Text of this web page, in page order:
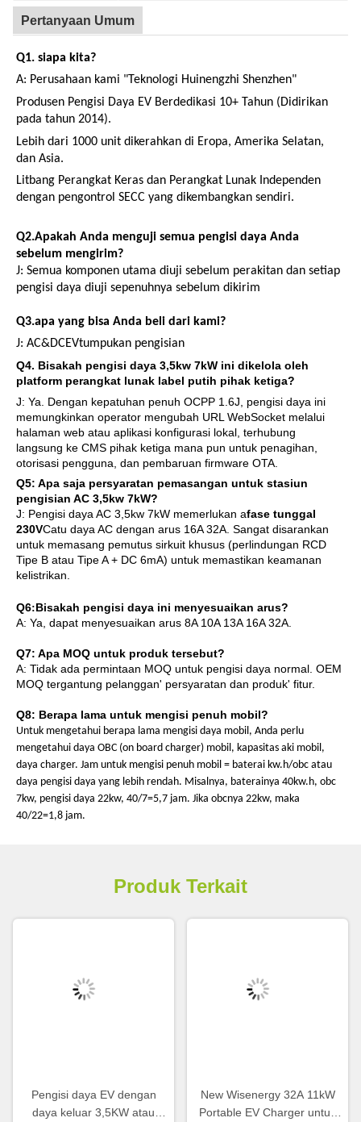
Pertanyaan Umum
Q1. siapa kita?
A: Perusahaan kami "Teknologi Huinengzhi Shenzhen"
Produsen Pengisi Daya EV Berdedikasi 10+ Tahun (Didirikan
pada tahun 2014).
Lebih dari 1000 unit dikerahkan di Eropa, Amerika Selatan,
dan Asia.
Litbang Perangkat Keras dan Perangkat Lunak Independen
dengan pengontrol SECC yang dikembangkan sendiri.
Q2.Apakah Anda menguji semua pengisi daya Anda
sebelum mengirim?
J: Semua komponen utama diuji sebelum perakitan dan setiap
pengisi daya diuji sepenuhnya sebelum dikirim
Q3.apa yang bisa Anda beli dari kami?
J: AC&DCEVtumpukan pengisian
Q4. Bisakah pengisi daya 3,5kw 7kW ini dikelola oleh
platform perangkat lunak label putih pihak ketiga?
J: Ya. Dengan kepatuhan penuh OCPP 1.6J, pengisi daya ini
memungkinkan operator mengubah URL WebSocket melalui
halaman web atau aplikasi konfigurasi lokal, terhubung
langsung ke CMS pihak ketiga mana pun untuk penagihan,
otorisasi pengguna, dan pembaruan firmware OTA.
Q5: Apa saja persyaratan pemasangan untuk stasiun
pengisian AC 3,5kw 7kW?
J: Pengisi daya AC 3,5kw 7kW memerlukan afase tunggal
230VCatu daya AC dengan arus 16A 32A. Sangat disarankan
untuk memasang pemutus sirkuit khusus (perlindungan RCD
Tipe B atau Tipe A + DC 6mA) untuk memastikan keamanan
kelistrikan.
Q6:Bisakah pengisi daya ini menyesuaikan arus?
A: Ya, dapat menyesuaikan arus 8A 10A 13A 16A 32A.
Q7: Apa MOQ untuk produk tersebut?
A: Tidak ada permintaan MOQ untuk pengisi daya normal. OEM
MOQ tergantung pelanggan' persyaratan dan produk' fitur.
Q8: Berapa lama untuk mengisi penuh mobil?
Untuk mengetahui berapa lama mengisi daya mobil, Anda perlu
mengetahui daya OBC (on board charger) mobil, kapasitas aki mobil,
daya charger. Jam untuk mengisi penuh mobil = baterai kw.h/obc atau
daya pengisi daya yang lebih rendah. Misalnya, baterainya 40kw.h, obc
7kw, pengisi daya 22kw, 40/7=5,7 jam. Jika obcnya 22kw, maka
40/22=1,8 jam.
Produk Terkait
Pengisi daya EV dengan
daya keluar 3,5KW atau
New Wisenergy 32A 11kW
Portable EV Charger untuk